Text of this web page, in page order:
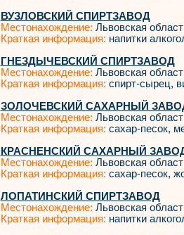
ВУЗЛОВСКИЙ СПИРТЗАВОД
Местонахождение: Львовская
Краткая информация: напитки
ГНЕЗДЫЧЕВСКИЙ СПИРТЗАВОД
Местонахождение: Львовская
Краткая информация: спирт-сырец,
ЗОЛОЧЕВСКИЙ САХАРНЫЙ
Местонахождение: Львовская
Краткая информация: сахар-песок,
КРАСНЕНСКИЙ САХАРНЫЙ
Местонахождение: Львовская
Краткая информация: сахар-песок,
ЛОПАТИНСКИЙ СПИРТЗАВОД
Местонахождение: Львовская
Краткая информация: напитки